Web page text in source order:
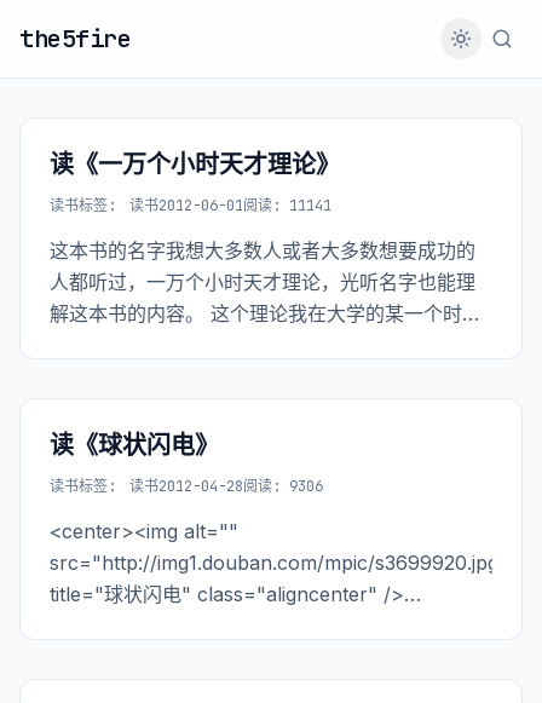
the5fire
读《一万个小时天才理论》
读书标签: 读书2012-06-01阅读: 11141
这本书的名字我想大多数人或者大多数想要成功的
人都听过，一万个小时天才理论，光听名字也能理
解这本书的内容。 这个理论我在大学的某一个时刻
段时
读《球状闪电》
读书标签: 读书2012-04-28阅读: 9306
<center><img alt=""
src="http://img1.douban.com/mpic/s3699920.jpg"
title="球状闪电" class="aligncenter" />